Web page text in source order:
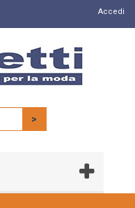
Accedi
>